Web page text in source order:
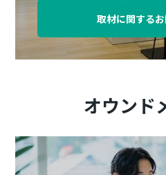
取材に関する
オウンド